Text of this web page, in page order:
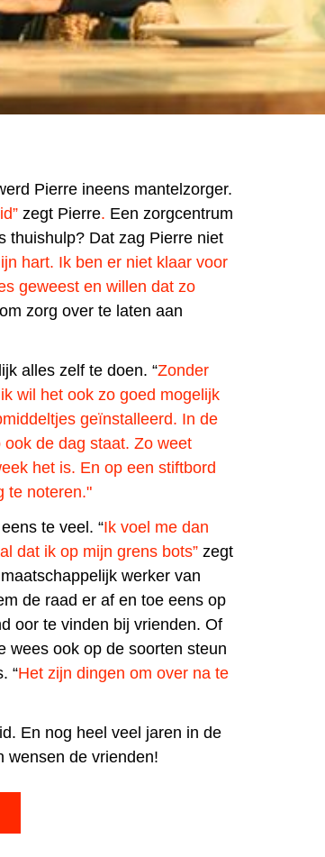
Pierre ineens mantelzorger.
zegt Pierre. Een zorgcentrum
thuishulp? Dat zag Pierre niet
hart. Ik ben er niet klaar voor
geweest en willen dat zo
zorg over te laten aan
alles zelf te doen. “Zonder
wil het ook zo goed mogelijk
geïnstalleerd. In de
de dag staat. Zo weet
het is. En op een stiftbord
te noteren."
te veel. “Ik voel me dan
dat ik op mijn grens bots”zegt
werker van
de raad er af en toe eens op
oor te vinden bij vrienden. Of
wees ook op de soorten steun
“Het zijn dingen om over na te
En nog heel veel jaren in de
wensen de vrienden!